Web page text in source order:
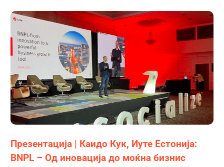
Презентација | Каидо Кук, Иуте Естонија:
BNPL – Од иновација до моќна бизнис